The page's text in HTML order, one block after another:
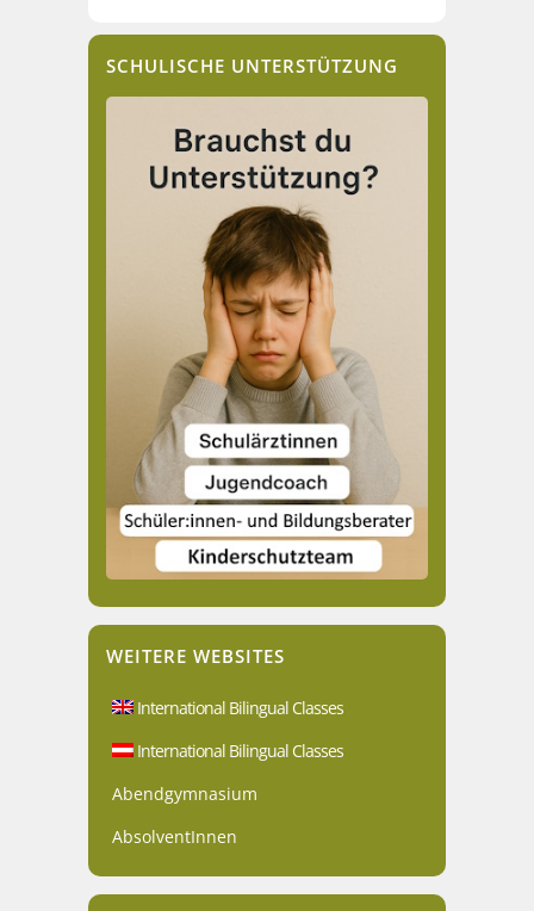
SCHULISCHE UNTERSTÜTZUNG
WEITERE WEBSITES
International Bilingual Classes
International Bilingual Classes
Abendgymnasium
AbsolventInnen